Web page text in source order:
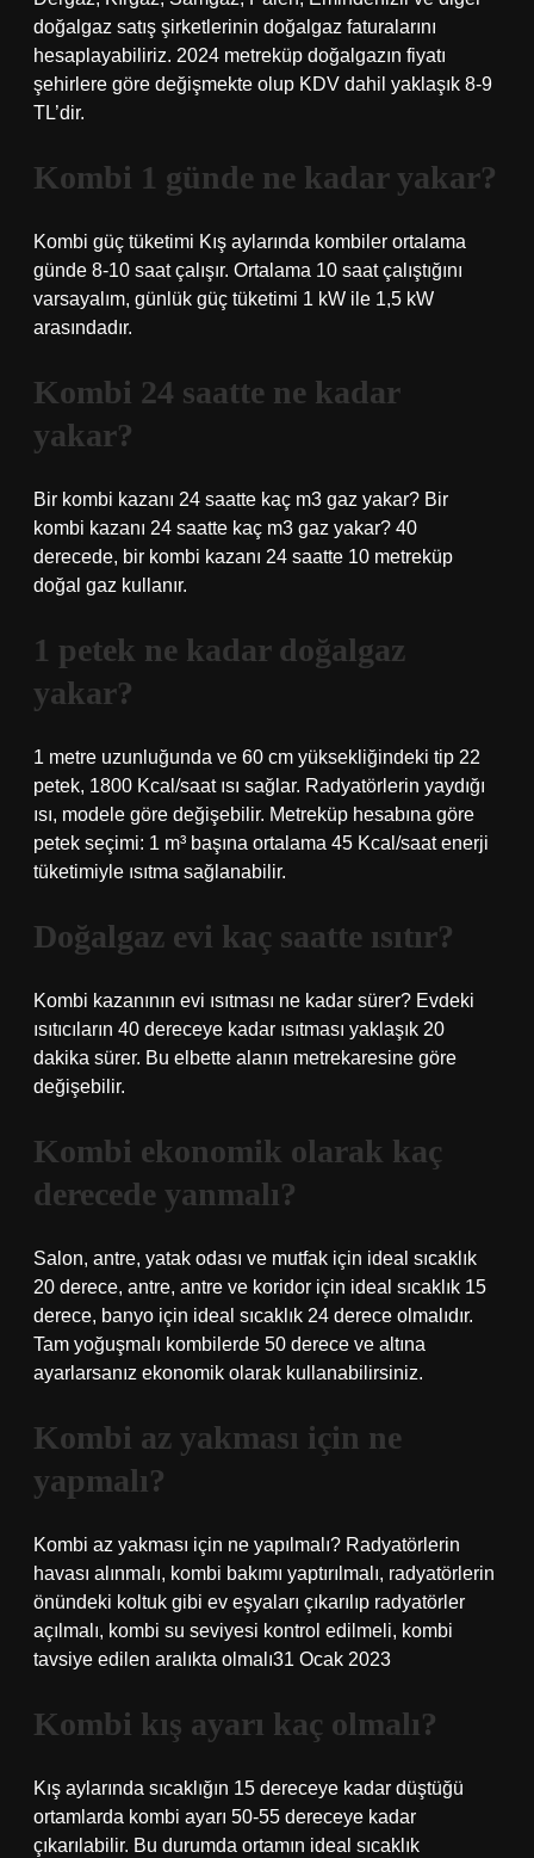
doğalgaz satış şirketlerinin doğalgaz faturalarını
hesaplayabiliriz. 2024 metreküp doğalgazın fiyatı
şehirlere göre değişmekte olup KDV dahil yaklaşık 8-9
TL’dir.
Kombi 1 günde ne kadar yakar?
Kombi güç tüketimi Kış aylarında kombiler ortalama
günde 8-10 saat çalışır. Ortalama 10 saat çalıştığını
varsayalım, günlük güç tüketimi 1 kW ile 1,5 kW
arasındadır.
Kombi 24 saatte ne kadar
yakar?
Bir kombi kazanı 24 saatte kaç m3 gaz yakar? Bir
kombi kazanı 24 saatte kaç m3 gaz yakar? 40
derecede, bir kombi kazanı 24 saatte 10 metreküp
doğal gaz kullanır.
1 petek ne kadar doğalgaz
yakar?
1 metre uzunluğunda ve 60 cm yüksekliğindeki tip 22
petek, 1800 Kcal/saat ısı sağlar. Radyatörlerin yaydığı
ısı, modele göre değişebilir. Metreküp hesabına göre
petek seçimi: 1 m³ başına ortalama 45 Kcal/saat enerji
tüketimiyle ısıtma sağlanabilir.
Doğalgaz evi kaç saatte ısıtır?
Kombi kazanının evi ısıtması ne kadar sürer? Evdeki
ısıtıcıların 40 dereceye kadar ısıtması yaklaşık 20
dakika sürer. Bu elbette alanın metrekaresine göre
değişebilir.
Kombi ekonomik olarak kaç
derecede yanmalı?
Salon, antre, yatak odası ve mutfak için ideal sıcaklık
20 derece, antre, antre ve koridor için ideal sıcaklık 15
derece, banyo için ideal sıcaklık 24 derece olmalıdır.
Tam yoğuşmalı kombilerde 50 derece ve altına
ayarlarsanız ekonomik olarak kullanabilirsiniz.
Kombi az yakması için ne
yapmalı?
Kombi az yakması için ne yapılmalı? Radyatörlerin
havası alınmalı, kombi bakımı yaptırılmalı, radyatörlerin
önündeki koltuk gibi ev eşyaları çıkarılıp radyatörler
açılmalı, kombi su seviyesi kontrol edilmeli, kombi
tavsiye edilen aralıkta olmalı31 Ocak 2023
Kombi kış ayarı kaç olmalı?
Kış aylarında sıcaklığın 15 dereceye kadar düştüğü
ortamlarda kombi ayarı 50-55 dereceye kadar
çıkarılabilir. Bu durumda ortamın ideal sıcaklık